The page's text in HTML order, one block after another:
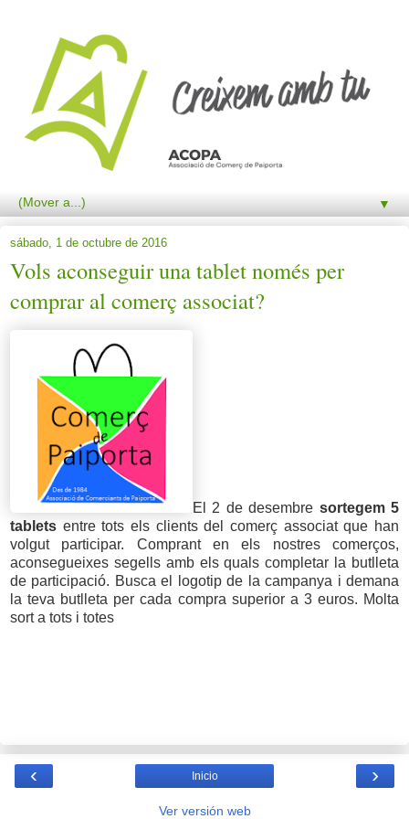
▼
sábado, 1 de octubre de 2016
Vols aconseguir una tablet només per
comprar al comerç associat?
El 2 de desembre sortegem 5
tablets entre tots els clients del comerç associat que han
volgut participar. Comprant en els nostres comerços,
aconsegueixes segells amb els quals completar la butlleta
de participació. Busca el logotip de la campanya i demana
la teva butlleta per cada compra superior a 3 euros. Molta
sort a tots i totes
‹ ›
Inicio
Ver versión web